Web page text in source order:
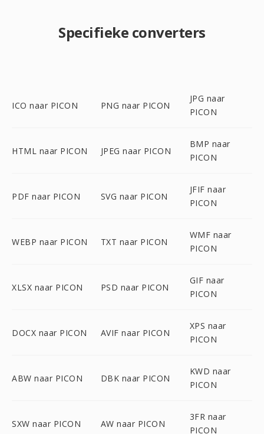
Specifieke converters
ICO naar PICON PNG naar PICON
JPG naar
PICON
HTML naar PICON JPEG naar PICON
BMP naar
PICON
PDF naar PICON SVG naar PICON
JFIF naar
PICON
WEBP naar PICON TXT naar PICON
WMF naar
PICON
XLSX naar PICON PSD naar PICON
GIF naar
PICON
DOCX naar PICON AVIF naar PICON
XPS naar
PICON
ABW naar PICON DBK naar PICON
KWD naar
PICON
SXW naar PICON AW naar PICON
3FR naar
PICON